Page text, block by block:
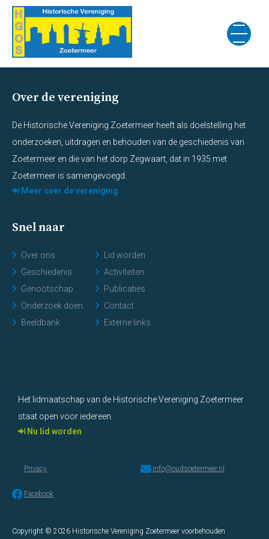
Over de vereniging
De Historische Vereniging Zoetermeer heeft als doelstelling het
onderzoeken, uitdragen en behouden van de geschiedenis van
Zoetermeer en die van het dorp Zegwaart, dat in 1935 met
Zoetermeer is samengevoegd.
Meer over de vereniging
Snel naar
Over ons
Geschiedenis
Genootschap
Onderzoek doen
Beeldbank
Lid worden
Activiteiten
Publicaties
Contact
Externe links
Het lidmaatschap van de Historische Vereniging Zoetermeer
staat open voor iedereen.
Nu lid worden
Copyright © 2026 Historische Vereniging Zoetermeer voorbehouden
Privacy info@oudsoetermeer.nl
Facebook